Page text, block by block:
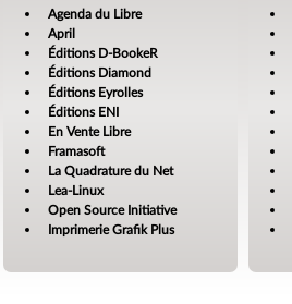
Agenda du Libre
April
Éditions D-BookeR
Éditions Diamond
Éditions Eyrolles
Éditions ENI
En Vente Libre
Framasoft
La Quadrature du Net
Lea-Linux
Open Source Initiative
Imprimerie Grafik Plus